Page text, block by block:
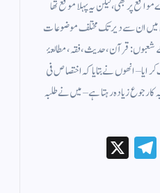
پر بھی ، لیکن یہ پہلا موقع تھا
میں ان سے دیر تک مختلف موضوعات
شعبوں : قرآن ، حدیث ، فقہ ، مطالعۂ
– انھوں نے بتایا کہ اختصاص فی
رجوع زیادہ رہتا ہے – میں نے طلبہ
W
Te